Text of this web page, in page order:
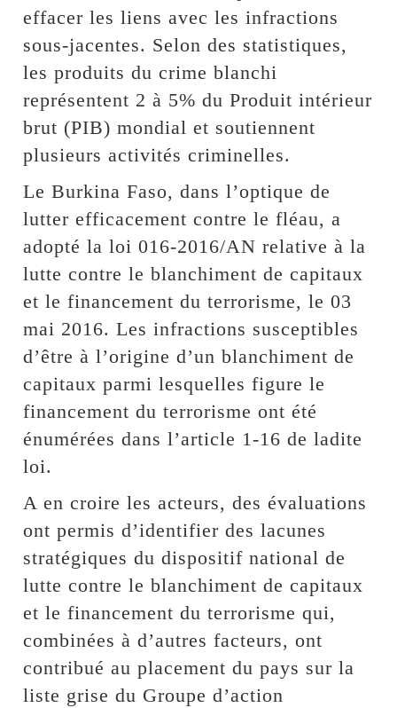
effacer les liens avec les infractions
sous-jacentes. Selon des statistiques,
les produits du crime blanchi
représentent 2 à 5% du Produit intérieur
brut (PIB) mondial et soutiennent
plusieurs activités criminelles.
Le Burkina Faso, dans l’optique de
lutter efficacement contre le fléau, a
adopté la loi 016-2016/AN relative à la
lutte contre le blanchiment de capitaux
et le financement du terrorisme, le 03
mai 2016. Les infractions susceptibles
d’être à l’origine d’un blanchiment de
capitaux parmi lesquelles figure le
financement du terrorisme ont été
énumérées dans l’article 1-16 de ladite
loi.
A en croire les acteurs, des évaluations
ont permis d’identifier des lacunes
stratégiques du dispositif national de
lutte contre le blanchiment de capitaux
et le financement du terrorisme qui,
combinées à d’autres facteurs, ont
contribué au placement du pays sur la
liste grise du Groupe d’action